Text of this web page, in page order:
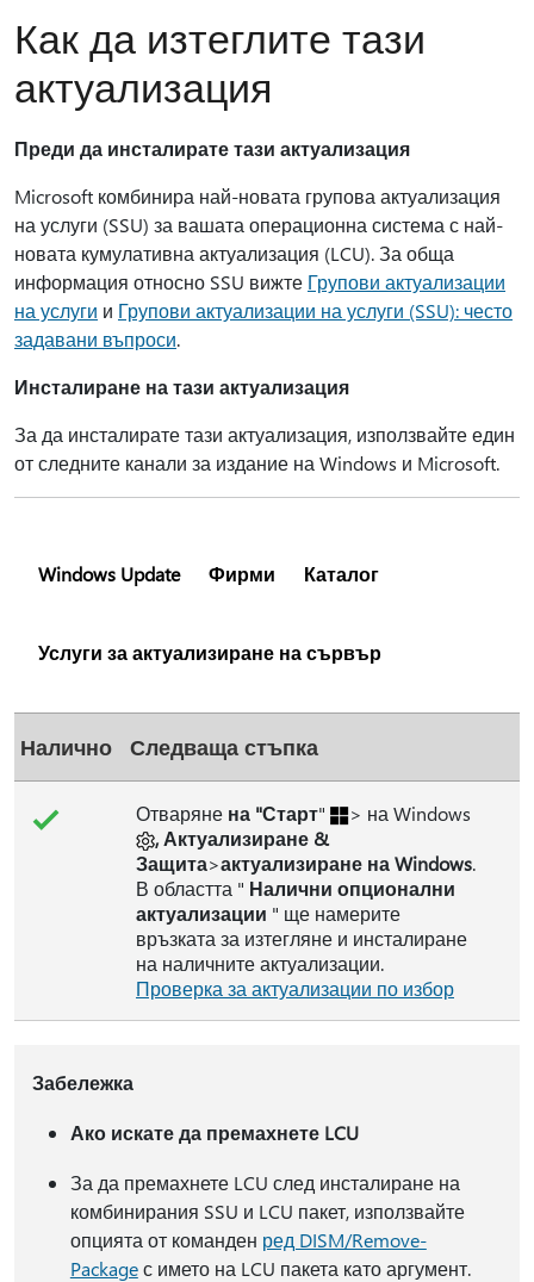
Как да изтеглите тази
актуализация
Преди да инсталирате тази актуализация
Microsoft комбинира най-новата групова актуализация
на услуги (SSU) за вашата операционна система с най-
новата кумулативна актуализация (LCU). За обща
информация относно SSU вижте Групови актуализации
на услуги и Групови актуализации на услуги (SSU): често
задавани въпроси.
Инсталиране на тази актуализация
За да инсталирате тази актуализация, използвайте един
от следните канали за издание на Windows и Microsoft.
Windows Update Фирми Каталог
Услуги за актуализиране на сървър
Налично Следваща стъпка
Отваряне на "Старт"
> на Windows
, Актуализиране &
Защита>актуализиране на Windows.
В областта " Налични опционални
актуализации " ще намерите
връзката за изтегляне и инсталиране
на наличните актуализации.
Проверка за актуализации по избор
Забележка
Ако искате да премахнете LCU
За да премахнете LCU след инсталиране на
комбинирания SSU и LCU пакет, използвайте
опцията от команден ред DISM/Remove-
Packageс името на LCU пакета като аргумент.